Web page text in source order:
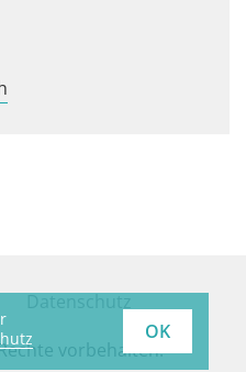
OK
vorbehalten.